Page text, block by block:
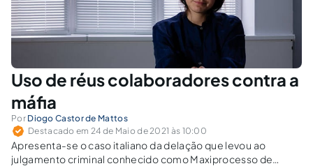
Uso de réus colaboradores contra a
máfia
Por Diogo Castor de Mattos
Destacado em 24 de Maio de 2021 às 10:00
Apresenta-se o caso italiano da delação que levou ao
julgamento criminal conhecido como Maxiprocesso de